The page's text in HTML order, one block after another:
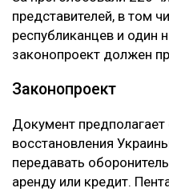
представителей, в том
республиканцев и один
законопроект должен
Законопроект
Документ
восстановления
передавать
аренду или кредит.